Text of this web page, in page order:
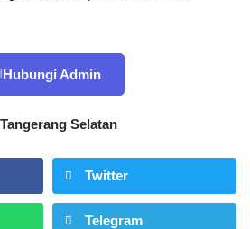
Hubungi Admin
Selatan
Twitter
Telegram